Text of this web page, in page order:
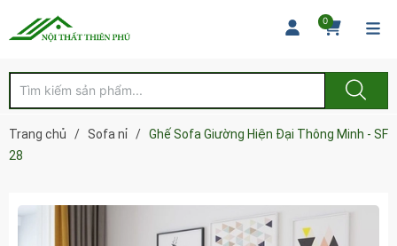
0
Trang chủ / Sofa nỉ / Ghế Sofa Giường Hiện Đại Thông Minh - SF
28